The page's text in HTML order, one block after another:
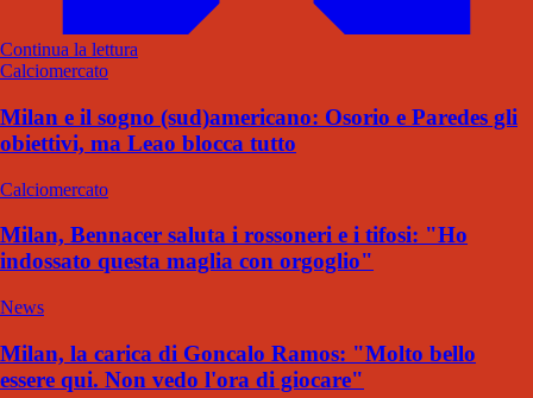
Continua la lettura
Calciomercato
Milan e il sogno (sud)americano: Osorio e Paredes gli
obiettivi, ma Leao blocca tutto
Calciomercato
Milan, Bennacer saluta i rossoneri e i tifosi: "Ho
indossato questa maglia con orgoglio"
News
Milan, la carica di Goncalo Ramos: "Molto bello
essere qui. Non vedo l'ora di giocare"